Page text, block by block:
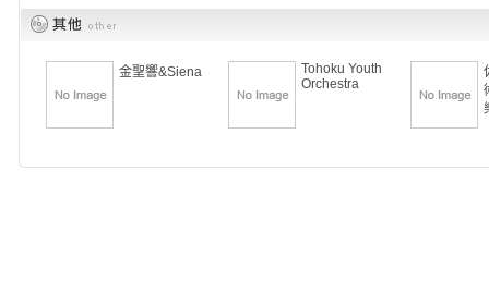
金聖響&Siena
Tohoku Youth
Orchestra